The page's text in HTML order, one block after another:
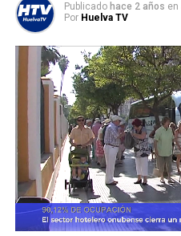
Publicado hace 2 años en
Por Huelva TV